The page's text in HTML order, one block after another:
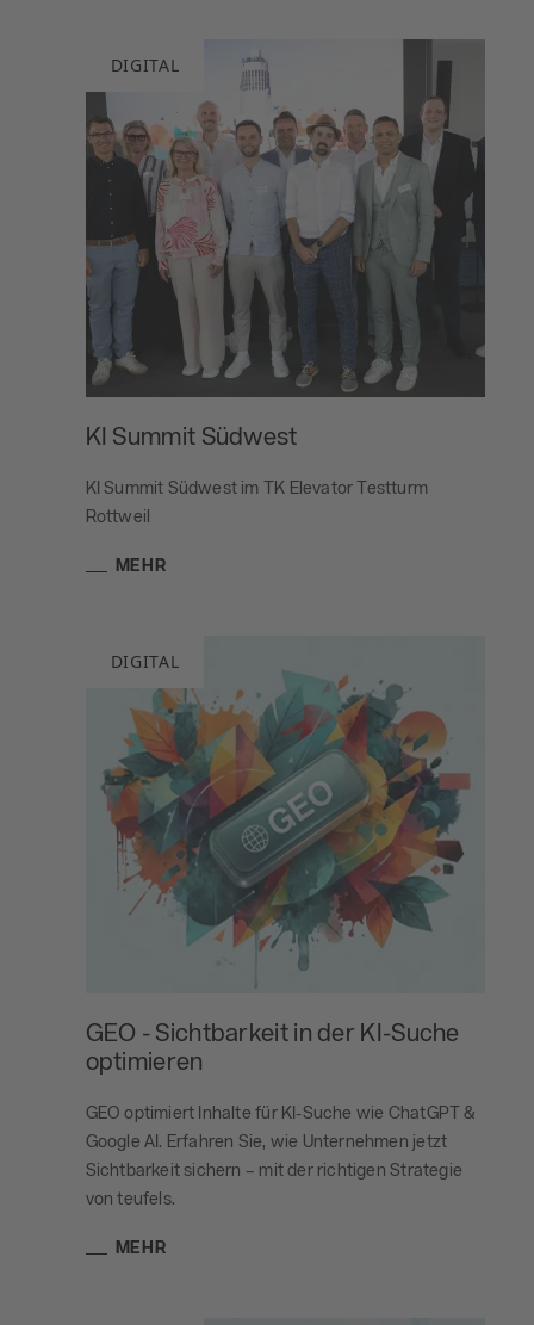
KI Summit Südwest
KI Summit Südwest im TK Elevator Testturm
Rottweil
MEHR
DIGITAL
GEO - Sichtbarkeit in der KI-Suche
optimieren
GEO optimiert Inhalte für KI-Suche wie ChatGPT &
Google AI. Erfahren Sie, wie Unternehmen jetzt
Sichtbarkeit sichern – mit der richtigen Strategie
von teufels.
MEHR
DIGITAL